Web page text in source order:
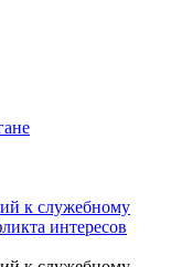
к служебному
интересов